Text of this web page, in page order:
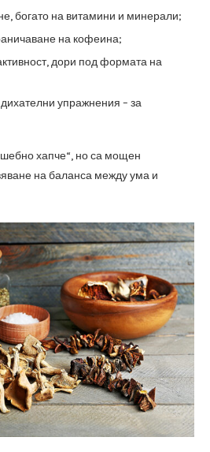
богато на витамини и минерали;
на кофеина;
дори под формата на
упражнения – за
хапче“, но са мощен
на баланса между ума и